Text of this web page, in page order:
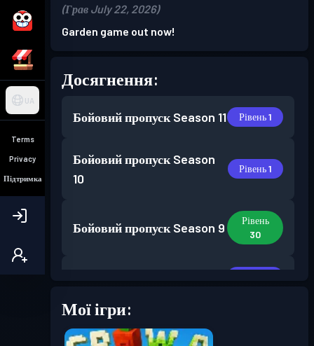
UA
Terms
Privacy
Підтримка
(Грав July 22, 2026)
Garden game out now!
Досягнення:
Бойовий пропуск Season 11 Рівень 1
Бойовий пропуск Season
10
Рівень 1
Бойовий пропуск Season 9
Рівень
30
Бойовий пропускSeason 7
Мої ігри: